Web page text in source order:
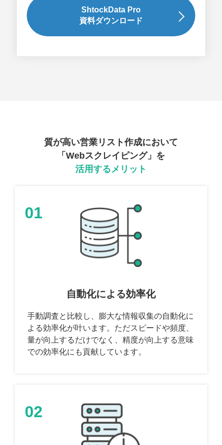
ShtockData Pro
資料ダウンロード
質が高い営業リスト作成において
「Webスクレイピング」を
活用するメリット
01
自動化による効率化
手動調査と比較し、膨大な情報収集の自動化に
よる効率化が叶います。ただスピードや頻度、
量が向上するだけでなく、精度が向上する意味
での効率化にも貢献しています。
02